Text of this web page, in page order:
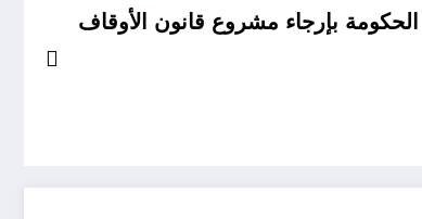
بإرجاء مشروع قانون الأوقاف